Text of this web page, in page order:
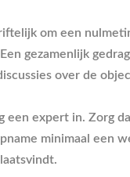
om een
gezamenlijk
over de
een expert in. Zorg
minimaal een